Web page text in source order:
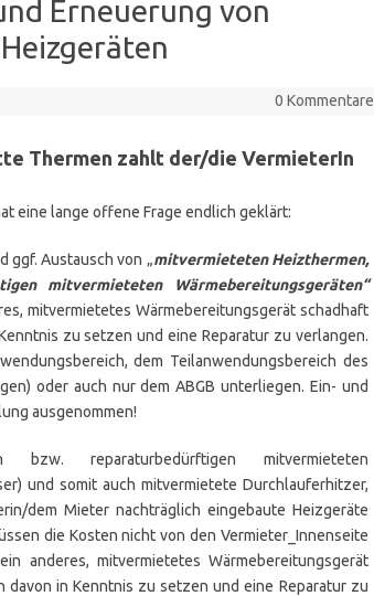
Erneuerung von
0 Kommentare
Thermen zahlt der/die VermieterIn
eine lange offene Frage endlich geklärt:
ggf. Austausch von „mitvermieteten Heizthermen,
mitvermieteten Wärmebereitungsgeräten“
mitvermietetes Wärmebereitungsgerät schadhaft
zu setzen und eine Reparatur zu verlangen.
dem Teilanwendungsbereich des
oder auch nur dem ABGB unterliegen. Ein- und
ausgenommen!
reparaturbedürftigen mitvermieteten
und somit auch mitvermietete Durchlauferhitzer,
dem Mieter nachträglich eingebaute Heizgeräte
die Kosten nicht von den Vermieter_Innenseite
anderes, mitvermietetes Wärmebereitungsgerät
in Kenntnis zu setzen und eine Reparatur zu